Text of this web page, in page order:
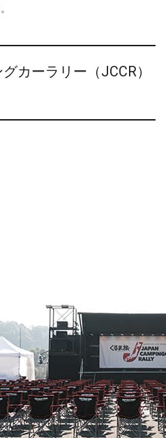
カーラリー（JCCR）